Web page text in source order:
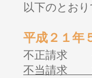
以下のとおり
平成２１年
不正請求
不当請求